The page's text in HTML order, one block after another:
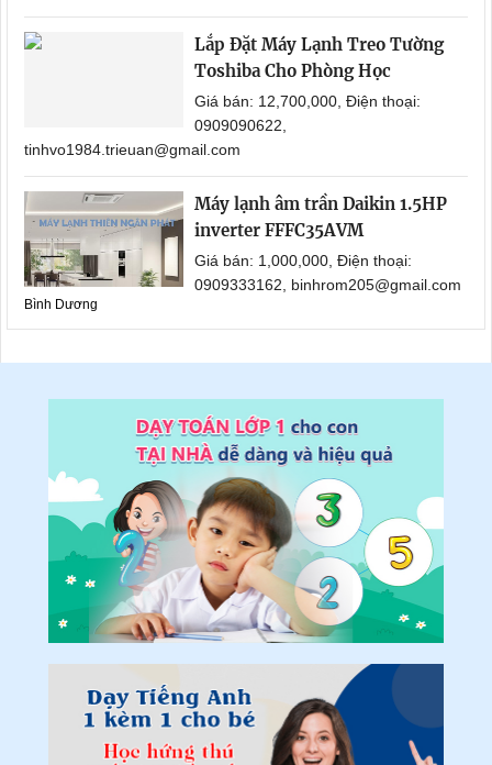
Lắp Đặt Máy Lạnh Treo Tường
Toshiba Cho Phòng Học
Giá bán: 12,700,000, Điện thoại:
0909090622,
tinhvo1984.trieuan@gmail.com
Máy lạnh âm trần Daikin 1.5HP
inverter FFFC35AVM
Giá bán: 1,000,000, Điện thoại:
0909333162, binhrom205@gmail.com
Bình Dương